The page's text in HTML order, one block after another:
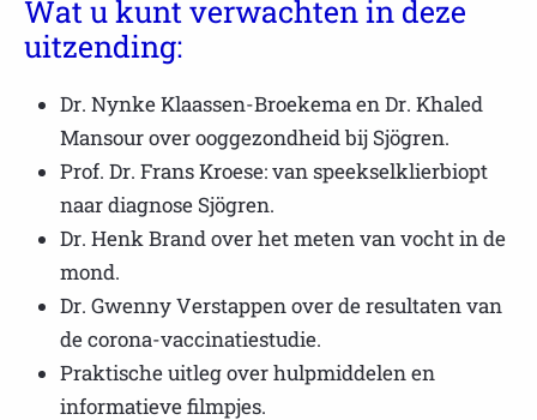
Wat u kunt verwachten in deze
uitzending:
Dr. Nynke Klaassen-Broekema en Dr. Khaled
Mansour over ooggezondheid bij Sjögren.
Prof. Dr. Frans Kroese: van speekselklierbiopt
naar diagnose Sjögren.
Dr. Henk Brand over het meten van vocht in de
mond.
Dr. Gwenny Verstappen over de resultaten van
de corona-vaccinatiestudie.
Praktische uitleg over hulpmiddelen en
informatieve filmpjes.